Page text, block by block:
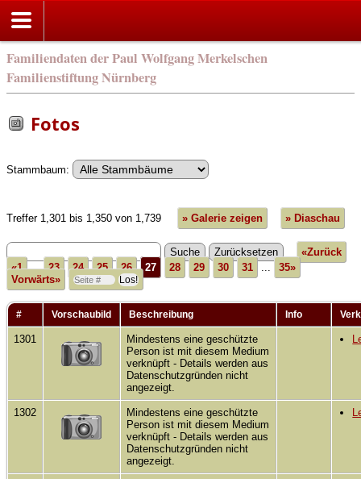
Familiendaten der Paul Wolfgang Merkelschen
Familienstiftung Nürnberg
Fotos
Stammbaum:
Treffer 1,301 bis 1,350 von 1,739 » Galerie zeigen » Diaschau
«Zurück
«1 ... 23 24 25 26 27 28 29 30 31 ...
35»
Vorwärts»
# Vorschaubild Beschreibung Info
1301
Mindestens eine geschützte
Person ist mit diesem Medium
verknüpft - Details werden aus
Datenschutzgründen nicht
angezeigt.
1302
Mindestens eine geschützte
Person ist mit diesem Medium
verknüpft - Details werden aus
Datenschutzgründen nicht
angezeigt.